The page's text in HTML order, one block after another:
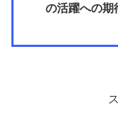
の活躍への期